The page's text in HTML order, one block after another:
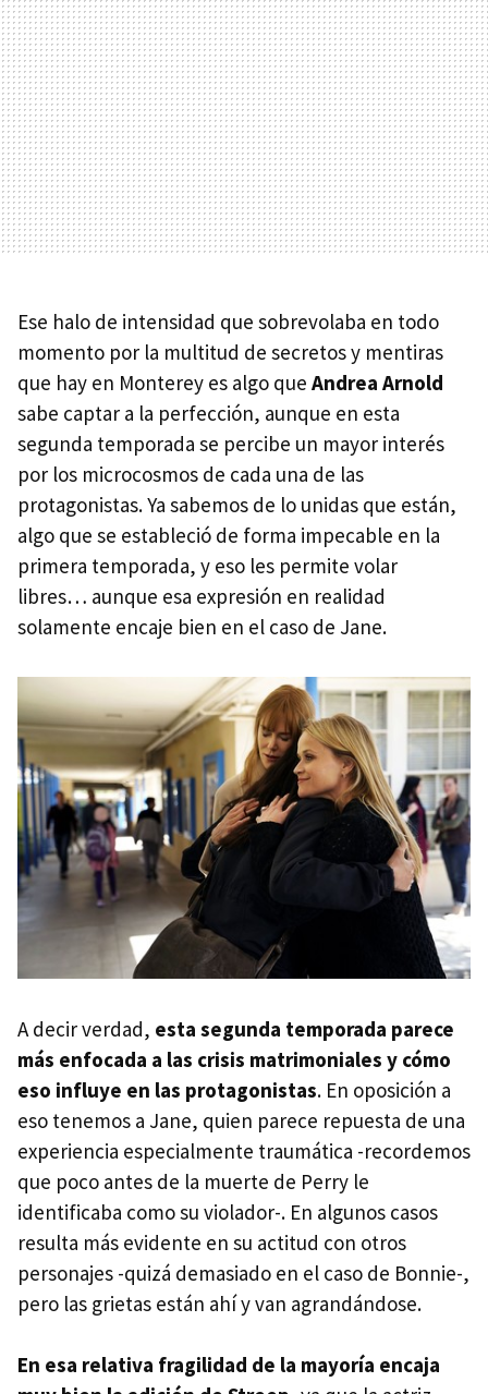
Ese halo de intensidad que sobrevolaba en todo
momento por la multitud de secretos y mentiras
que hay en Monterey es algo que Andrea Arnold
sabe captar a la perfección, aunque en esta
segunda temporada se percibe un mayor interés
por los microcosmos de cada una de las
protagonistas. Ya sabemos de lo unidas que están,
algo que se estableció de forma impecable en la
primera temporada, y eso les permite volar
libres… aunque esa expresión en realidad
solamente encaje bien en el caso de Jane.
A decir verdad, esta segunda temporada parece
más enfocada a las crisis matrimoniales y cómo
eso influye en las protagonistas. En oposición a
eso tenemos a Jane, quien parece repuesta de una
experiencia especialmente traumática -recordemos
que poco antes de la muerte de Perry le
identificaba como su violador-. En algunos casos
resulta más evidente en su actitud con otros
personajes -quizá demasiado en el caso de Bonnie-,
pero las grietas están ahí y van agrandándose.
En esa relativa fragilidad de la mayoría encaja